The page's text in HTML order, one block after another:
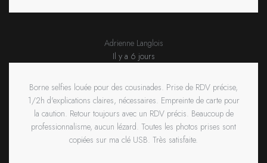
Adrienne Langlois
Il y a 6 jours
Borne selfies louée pour des cousinades. Prise de RDV précise,
1/2h d'explications claires, nécessaires. Empreinte de carte pour
la caution. Retour toujours avec un RDV précis. Beaucoup de
professionnalisme, aucun lézard. Toutes les photos prises sont
copiées sur ma clé USB. Très satisfaite.